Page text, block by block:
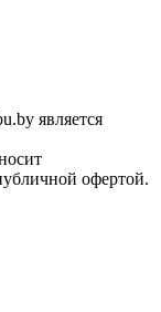
является
офертой.